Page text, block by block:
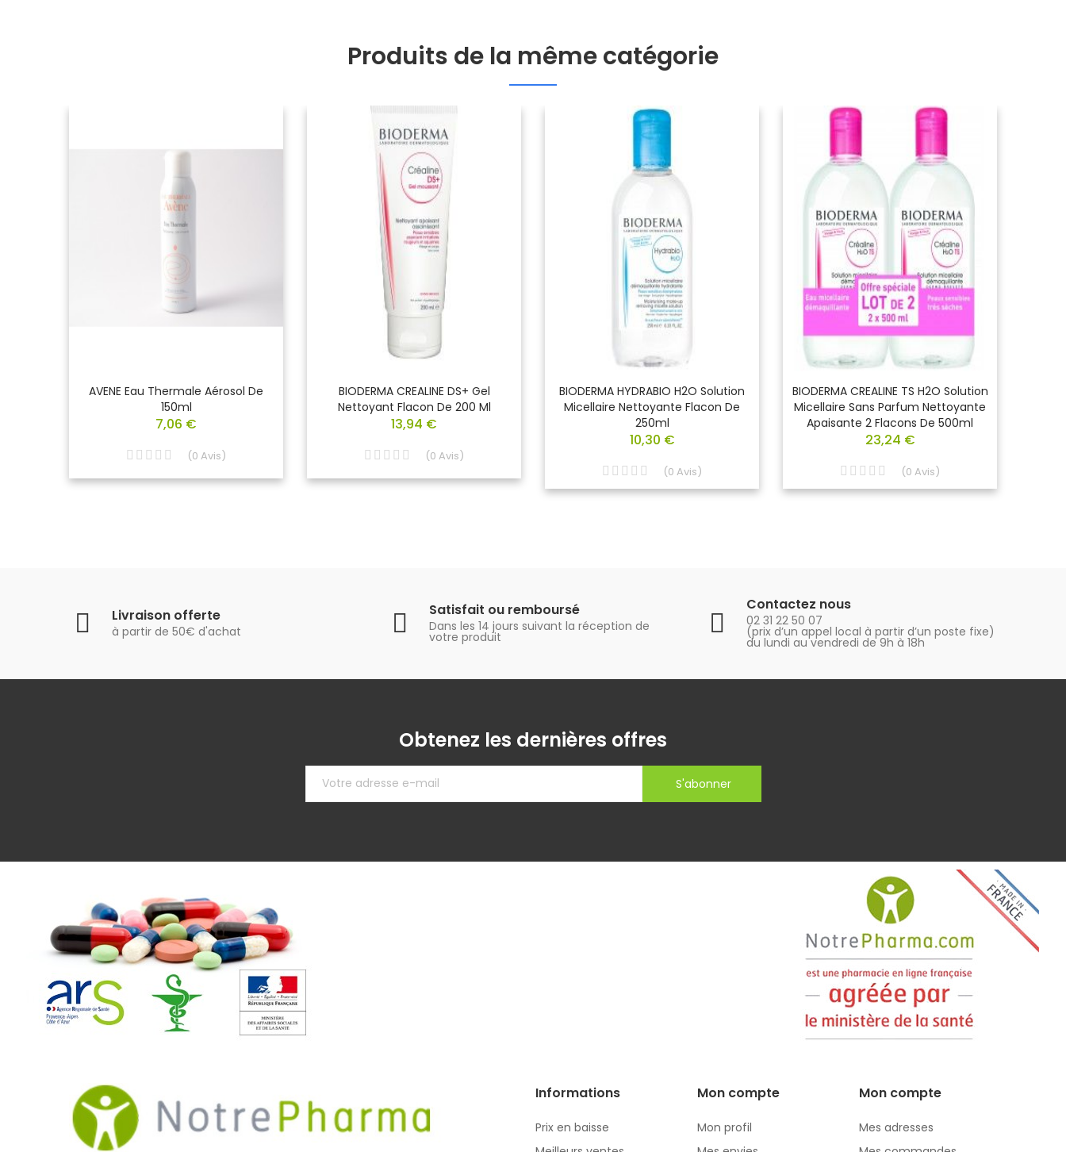
Produits de la même catégorie
AVENE Eau Thermale Aérosol De
150ml
7,06 €
(0 Avis)
BIODERMA CREALINE DS+ Gel
Nettoyant Flacon De 200 Ml
13,94 €
(0 Avis)
BIODERMA HYDRABIO H2O Solution
Micellaire Nettoyante Flacon De
250ml
10,30 €
(0 Avis)
BIODERMA CREALINE TS H2O Solution
Micellaire Sans Parfum Nettoyante
Apaisante 2 Flacons De 500ml
23,24 €
(0 Avis)
Livraison offerte
à partir de 50€ d'achat
Satisfait ou remboursé
Dans les 14 jours suivant la réception de
votre produit
Contactez nous
02 31 22 50 07
(prix d’un appel local à partir d’un poste fixe)
du lundi au vendredi de 9h à 18h
Obtenez les dernières offres
S'abonner
Informations
Prix en baisse
Mon compte
Mon profil
Mon compte
Mes adresses